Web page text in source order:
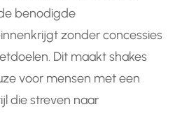
benodigde
zonder concessies
Dit maakt shakes
voor mensen met een
die streven naar